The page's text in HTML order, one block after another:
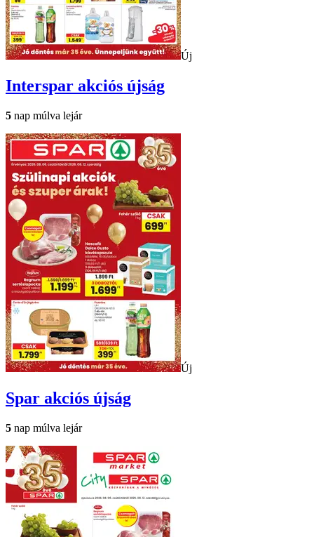
Új
Interspar akciós újság
5 nap múlva lejár
Új
Spar akciós újság
5 nap múlva lejár